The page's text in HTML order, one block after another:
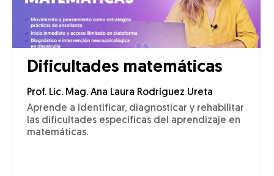
Dificultades matemáticas
Prof. Lic. Mag. Ana Laura Rodríguez Ureta
Aprende a identificar, diagnosticar y rehabilitar
las dificultades específicas del aprendizaje en
matemáticas.